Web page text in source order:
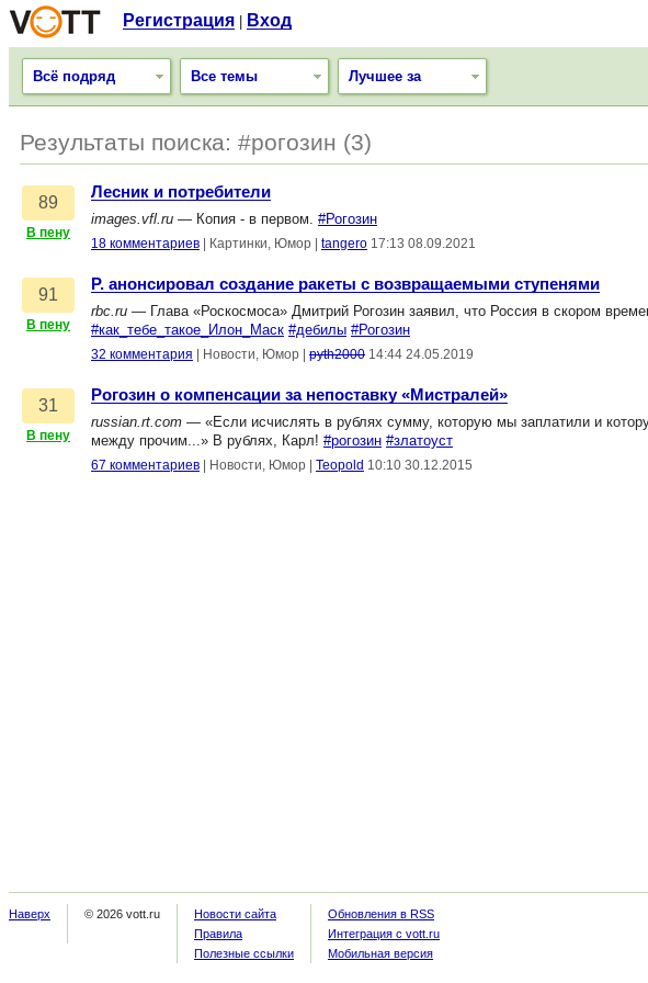
Регистрация Вход
Всё подряд Все темы Лучшее за
Результаты поиска: #рогозин (3)
89
В пену
Лесник и потребители
images.vfl.ru — Копия - в первом. #Рогозин
18 комментариев Картинки, Юмор tangero 17:13 08.09.2021
91
В пену
Р. анонсировал создание ракеты с возвращаемыми ступенями
rbc.ru — Глава «Роскосмоса» Дмитрий Рогозин заявил, что Россия в скором
#как_тебе_такое_Илон_Маск #дебилы #Рогозин
32 комментария Новости, Юмор pyth2000 14:44 24.05.2019
31
В пену
Рогозин о компенсации за непоставку «Мистралей»
russian.rt.com — «Если исчислять в рублях сумму, которую мы заплатили и
между прочим...» В рублях, Карл! #рогозин #златоуст
67 комментариев Новости, Юмор Teopold 10:10 30.12.2015
Наверх © 2026 vott.ru
Новости сайта
Правила
Полезные ссылки
Обновления в RSS
Интеграция с vott.ru
Мобильная версия